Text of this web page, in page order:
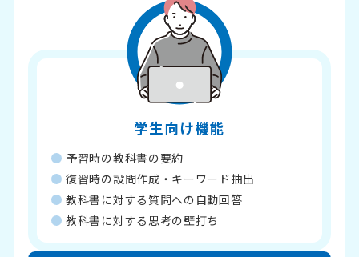
学生向け機能
予習時の教科書の要約
復習時の設問作成・キーワード抽出
教科書に対する質問への自動回答
教科書に対する思考の壁打ち